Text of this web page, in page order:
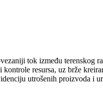
tok između terenskog
kontrole resursa, uz brže
utrošenih proizvoda i